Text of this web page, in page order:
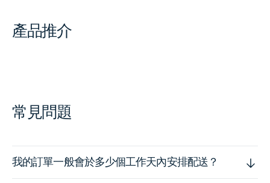
產品推介
常見問題
我的訂單一般會於多少個工作天內安排配送？